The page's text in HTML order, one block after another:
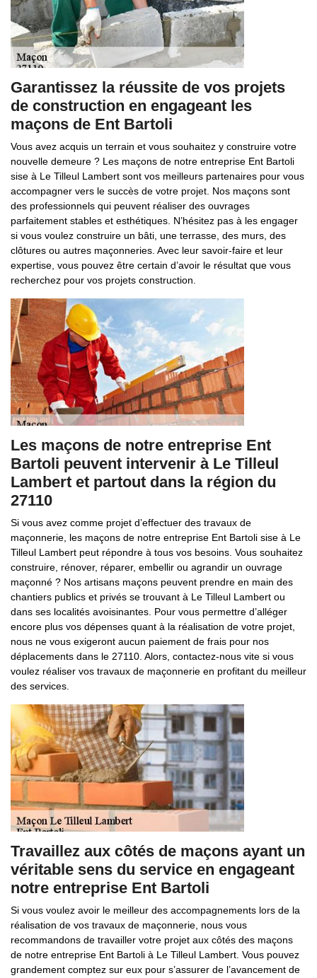
Garantissez la réussite de vos projets
de construction en engageant les
maçons de Ent Bartoli
Vous avez acquis un terrain et vous souhaitez y construire votre
nouvelle demeure ? Les maçons de notre entreprise Ent Bartoli
sise à Le Tilleul Lambert sont vos meilleurs partenaires pour vous
accompagner vers le succès de votre projet. Nos maçons sont
des professionnels qui peuvent réaliser des ouvrages
parfaitement stables et esthétiques. N’hésitez pas à les engager
si vous voulez construire un bâti, une terrasse, des murs, des
clôtures ou autres maçonneries. Avec leur savoir-faire et leur
expertise, vous pouvez être certain d’avoir le résultat que vous
recherchez pour vos projets construction.
Les maçons de notre entreprise Ent
Bartoli peuvent intervenir à Le Tilleul
Lambert et partout dans la région du
27110
Si vous avez comme projet d’effectuer des travaux de
maçonnerie, les maçons de notre entreprise Ent Bartoli sise à Le
Tilleul Lambert peut répondre à tous vos besoins. Vous souhaitez
construire, rénover, réparer, embellir ou agrandir un ouvrage
maçonné ? Nos artisans maçons peuvent prendre en main des
chantiers publics et privés se trouvant à Le Tilleul Lambert ou
dans ses localités avoisinantes. Pour vous permettre d’alléger
encore plus vos dépenses quant à la réalisation de votre projet,
nous ne vous exigeront aucun paiement de frais pour nos
déplacements dans le 27110. Alors, contactez-nous vite si vous
voulez réaliser vos travaux de maçonnerie en profitant du meilleur
des services.
Travaillez aux côtés de maçons ayant un
véritable sens du service en engageant
notre entreprise Ent Bartoli
Si vous voulez avoir le meilleur des accompagnements lors de la
réalisation de vos travaux de maçonnerie, nous vous
recommandons de travailler votre projet aux côtés des maçons
de notre entreprise Ent Bartoli à Le Tilleul Lambert. Vous pouvez
grandement comptez sur eux pour s’assurer de l’avancement de